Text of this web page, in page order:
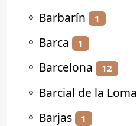
⚬ Barbarín 1
⚬ Barca 1
⚬ Barcelona 12
⚬ Barcial de la Loma
⚬ Barjas 1